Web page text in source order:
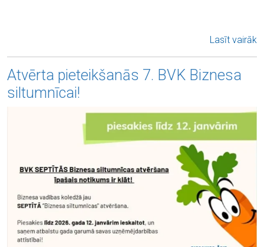
Lasīt vairāk
Atvērta pieteikšanās 7. BVK Biznesa
siltumnīcai!